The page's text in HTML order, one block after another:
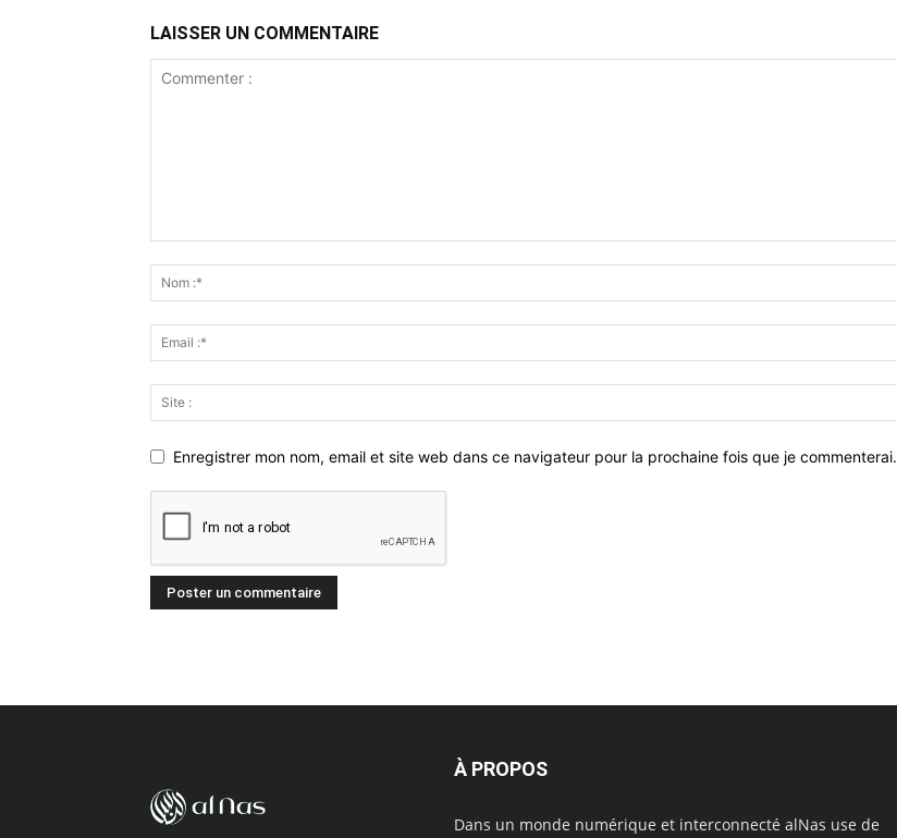
LAISSER UN COMMENTAIRE
Enregistrer mon nom, email et site web dans ce navigateur pour la prochaine fois que je commenterai.
À PROPOS
Dans un monde numérique et interconnecté alNas use de